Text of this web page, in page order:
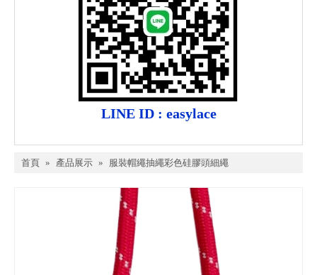
LINE ID : easylace
首頁 » 產品展示 » 服裝帽繩抽繩彩色硅膠頭細繩